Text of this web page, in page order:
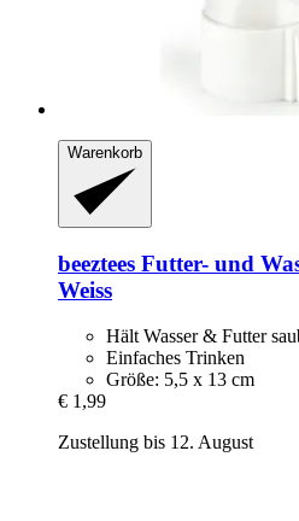
Warenkorb
beeztees Futter-​ und
Weiss
Hält Wasser & Futter
Einfaches Trinken
Größe: 5,5 x 13 cm
€ 1,99
Zustellung bis 12. August